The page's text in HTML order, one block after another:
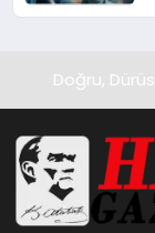
Doğru,